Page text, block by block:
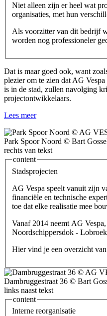
Niet alleen zijn er heel wat
organisaties, met hun
Als voorzitter van dit bedrijf
worden nog professioneler
Dat is maar goed ook, want
plezier om te zien dat AG
is in de stad, zullen navolging
projectontwikkelaars.
Lees meer
Park Spoor Noord © Bart
rechts van tekst
content
Stadsprojecten
AG Vespa speelt vanuit zijn
financiële en technische
toe dat elke realisatie mee
Vanaf 2014 neemt AG
Noordschippersdok -
Hier vind je een overzicht
Dambruggestraat 36 © Bart
links naast tekst
content
Interne reorganisatie